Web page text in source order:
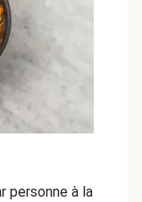
personne à la